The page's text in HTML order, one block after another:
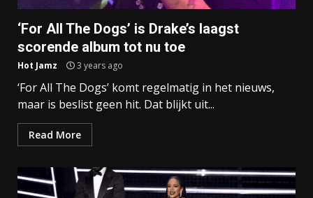
‘For All The Dogs’ is Drake’s laagst
scorende album tot nu toe
Hot Jamz 3 years ago
‘For All The Dogs’ komt regelmatig in het nieuws,
maar is beslist geen hit. Dat blijkt uit...
Read More